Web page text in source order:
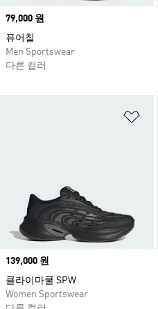
Price
79,000 원
퓨어칠
Men Sportswear
다른 컬러
Price
139,000 원
클라이마쿨 SPW
Women Sportswear